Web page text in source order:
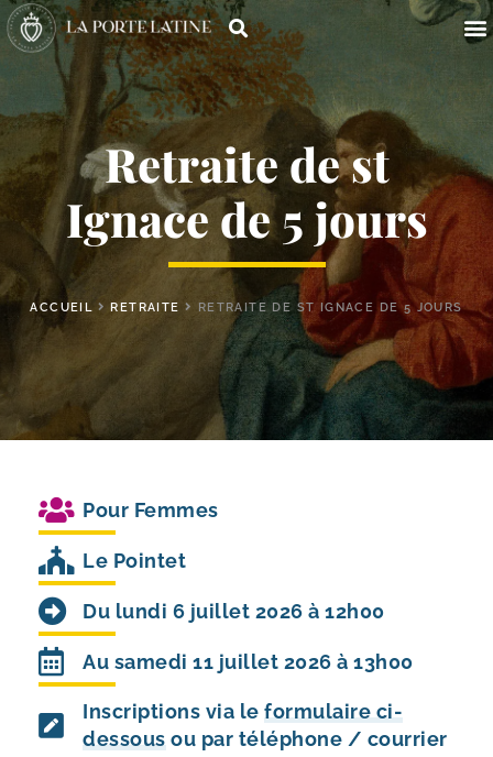
Retraite de st
Ignace de 5 jours
ACCUEIL RETRAITE RETRAITE DE ST IGNACE DE 5 JOURS
Pour Femmes
Le Pointet
Du lundi 6 juillet 2026 à 12h00
Au samedi 11 juillet 2026 à 13h00
Inscriptions via le formulaire ci-
dessous ou par téléphone / courrier